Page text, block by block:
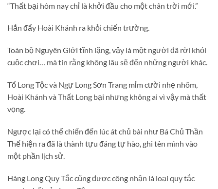
“Thất bại hôm nay chỉ là khởi đầu cho một chân trời mới.”
Hắn đẩy Hoài Khánh ra khỏi chiến trường.
Toàn bộ Nguyên Giới tĩnh lặng, vậy là một người đã rời khỏi
cuộc chơi… mà tin rằng không lâu sẽ đến những người khác.
Tổ Long Tộc và Ngự Long Sơn Trang mỉm cười nhẹ nhõm,
Hoài Khánh và Thất Long bại nhưng không ai vì vậy mà thất
vọng.
Ngược lại có thể chiến đến lúc át chủ bài như Bá Chủ Thần
Thế hiện ra đã là thành tựu đáng tự hào, ghi tên mình vào
một phần lịch sử.
Hàng Long Quy Tắc cũng được công nhận là loại quy tắc